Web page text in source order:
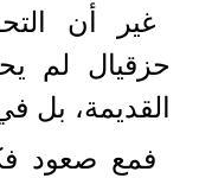
غير أن
حزقيال لم
القديمة، بل
فمع صعود